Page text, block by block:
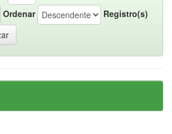
Ordenar
Registro(s)